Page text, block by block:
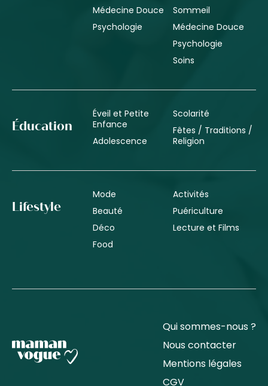
Médecine Douce
Psychologie
Sommeil
Médecine Douce
Psychologie
Soins
Éducation
Éveil et Petite
Enfance
Adolescence
Scolarité
Fêtes / Traditions /
Religion
Lifestyle
Mode
Beauté
Déco
Food
Activités
Puériculture
Lecture et Films
Qui sommes-nous ?
Nous contacter
Mentions légales
CGV